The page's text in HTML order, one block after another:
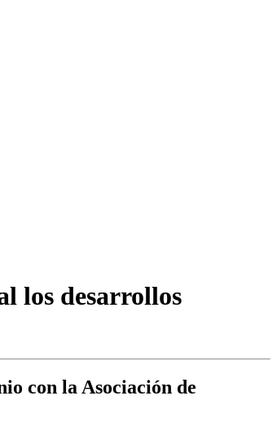
los desarrollos
con la Asociación de